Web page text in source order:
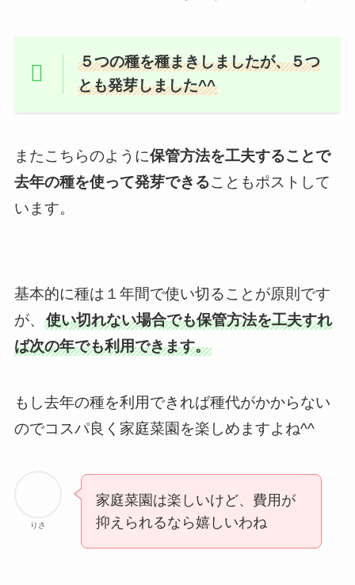
５つの種を種まきしましたが、５つ
とも発芽しました^^
またこちらのように保管方法を工夫することで
去年の種を使って発芽できることもポストして
います。
基本的に種は１年間で使い切ることが原則です
が、 使い切れない場合でも保管方法を工夫すれ
ば次の年でも利用できます。
もし去年の種を利用できれば種代がかからない
のでコスパ良く家庭菜園を楽しめますよね^^
りさ
家庭菜園は楽しいけど、費用が
抑えられるなら嬉しいわね